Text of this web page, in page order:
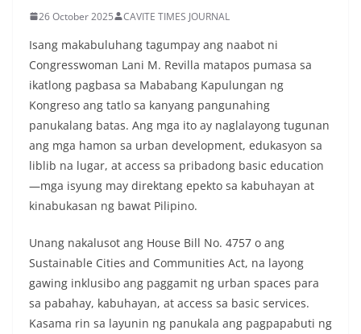
26 October 2025 CAVITE TIMES JOURNAL
Isang makabuluhang tagumpay ang naabot ni
Congresswoman Lani M. Revilla matapos pumasa sa
ikatlong pagbasa sa Mababang Kapulungan ng
Kongreso ang tatlo sa kanyang pangunahing
panukalang batas. Ang mga ito ay naglalayong tugunan
ang mga hamon sa urban development, edukasyon sa
liblib na lugar, at access sa pribadong basic education
—mga isyung may direktang epekto sa kabuhayan at
kinabukasan ng bawat Pilipino.
Unang nakalusot ang House Bill No. 4757 o ang
Sustainable Cities and Communities Act, na layong
gawing inklusibo ang paggamit ng urban spaces para
sa pabahay, kabuhayan, at access sa basic services.
Kasama rin sa layunin ng panukala ang pagpapabuti ng